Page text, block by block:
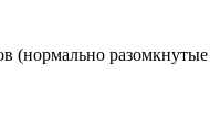
(нормально